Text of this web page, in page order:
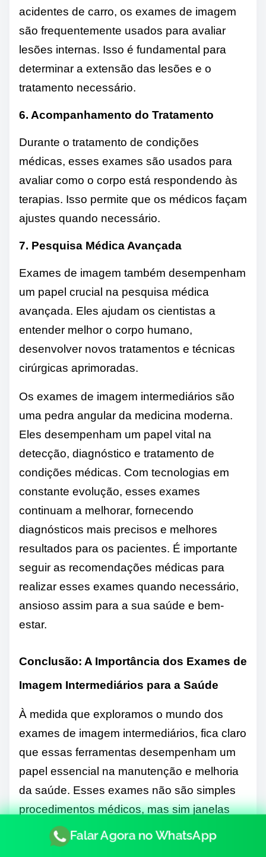
acidentes de carro, os exames de imagem
são frequentemente usados ​​para avaliar
lesões internas. Isso é fundamental para
determinar a extensão das lesões e o
tratamento necessário.
6. Acompanhamento do Tratamento
Durante o tratamento de condições
médicas, esses exames são usados ​​para
avaliar como o corpo está respondendo às
terapias. Isso permite que os médicos façam
ajustes quando necessário.
7. Pesquisa Médica Avançada
Exames de imagem também desempenham
um papel crucial na pesquisa médica
avançada. Eles ajudam os cientistas a
entender melhor o corpo humano,
desenvolver novos tratamentos e técnicas
cirúrgicas aprimoradas.
Os exames de imagem intermediários são
uma pedra angular da medicina moderna.
Eles desempenham um papel vital na
detecção, diagnóstico e tratamento de
condições médicas. Com tecnologias em
constante evolução, esses exames
continuam a melhorar, fornecendo
diagnósticos mais precisos e melhores
resultados para os pacientes. É importante
seguir as recomendações médicas para
realizar esses exames quando necessário,
ansioso assim para a sua saúde e bem-
estar.
Conclusão: A Importância dos Exames de
Imagem Intermediários para a Saúde
À medida que exploramos o mundo dos
exames de imagem intermediários, fica claro
que essas ferramentas desempenham um
papel essencial na manutenção e melhoria
da saúde. Esses exames não são simples
procedimentos médicos, mas sim janelas
para o interior do corpo humano, revelando
segredos que, de outra forma,
Falar Agora no WhatsApp